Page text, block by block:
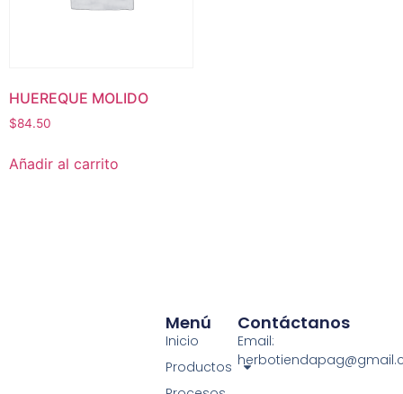
HUEREQUE MOLIDO
$84.50
Añadir al carrito
Menú
Inicio
Productos
Contáctanos
Email: